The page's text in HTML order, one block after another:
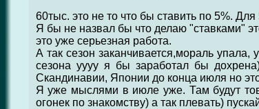
60тыс. это не то что бы ставить по 5%.
Я бы не назвал бы что делаю "ставками"
это уже серьезная работа.
А так сезон заканчивается,мораль упала,
сезона уууу я бы заработал бы
Скандинавии, Японии до конца июля но
Я уже мыслями в июле уже. Там будут
огонек по знакомству) а так плевать)